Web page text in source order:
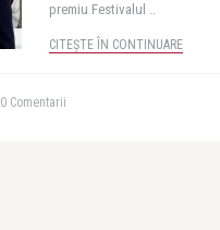
premiu Festivalul ..
CITEȘTE ÎN CONTINUARE
0 Comentarii